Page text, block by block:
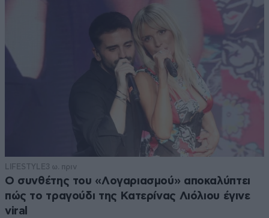
LIFESTYLE3 ω. πριν
Ο συνθέτης του «Λογαριασμού» αποκαλύπτει
πώς το τραγούδι της Κατερίνας Λιόλιου έγινε
viral